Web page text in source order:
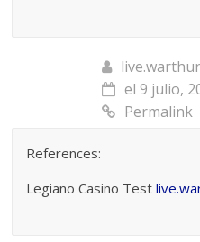
el 9 julio,
Permalink
References:
Legiano Casino Test